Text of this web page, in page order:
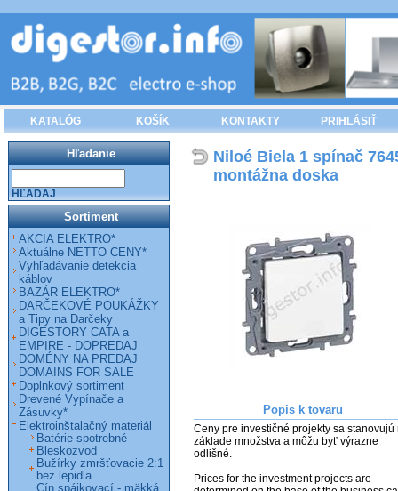
KATALÓG KOŠÍK KONTAKTY PRIHLÁSIŤ
Niloé Biela 1 spínač
montážna doska
Popis k tovaru
Ceny pre investičné projekty sa stanovujú
základe množstva a môžu byť výrazne
odlišné.
Prices for the investment projects are
Hľadanie
HĽADAJ
Sortiment
AKCIA ELEKTRO*
Aktuálne NETTO CENY*
Vyhľadávanie detekcia
káblov
BAZÁR ELEKTRO*
DARČEKOVÉ POUKÁŽKY
a Tipy na Darčeky
DIGESTORY CATA a
EMPIRE - DOPREDAJ
DOMÉNY NA PREDAJ
DOMAINS FOR SALE
Doplnkový sortiment
Drevené Vypínače a
Zásuvky*
Elektroinštalačný materiál
Batérie spotrebné
Bleskozvod
Bužírky zmršťovacie 2:1
bez lepidla
Cín spájkovací - mäkká